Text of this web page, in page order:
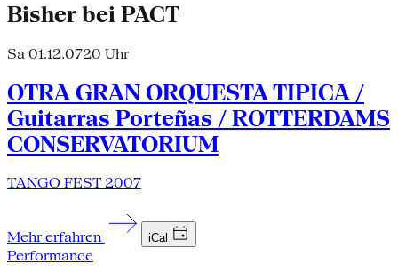
Bisher bei PACT
Sa 01.12.0720 Uhr
OTRA GRAN ORQUESTA TIPICA /
Guitarras Porteñas / ROTTERDAMS
CONSERVATORIUM
TANGO FEST 2007
Mehr erfahren iCal
Performance